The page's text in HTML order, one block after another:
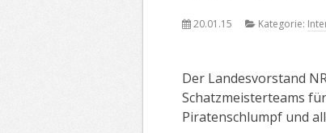
20.01.15 Kategorie:
Der Landesvorstand
Schatzmeisterteams
Piratenschlumpf und